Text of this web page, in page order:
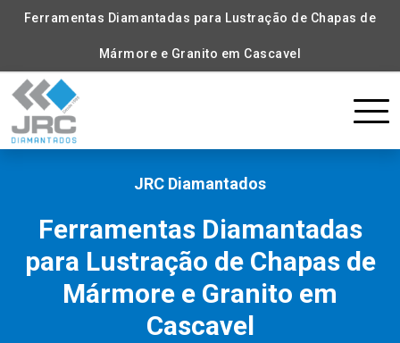
Ferramentas Diamantadas para Lustração de Chapas de
Mármore e Granito em Cascavel
JRC Diamantados
Ferramentas Diamantadas
para Lustração de Chapas de
Mármore e Granito em
Cascavel